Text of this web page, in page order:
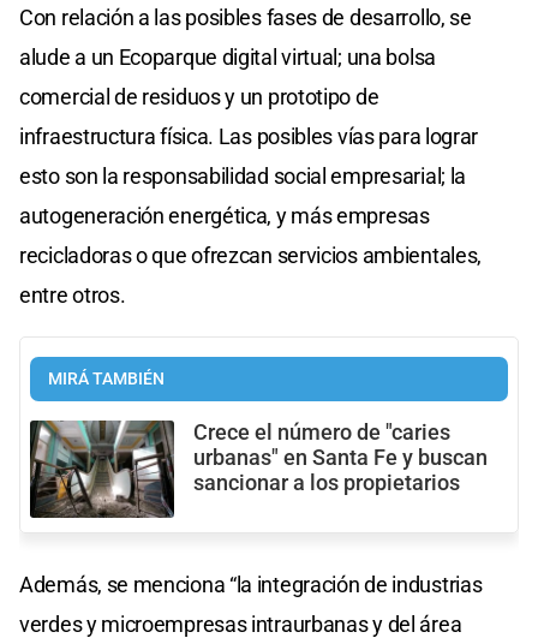
Con relación a las posibles fases de desarrollo, se
alude a un Ecoparque digital virtual; una bolsa
comercial de residuos y un prototipo de
infraestructura física. Las posibles vías para lograr
esto son la responsabilidad social empresarial; la
autogeneración energética, y más empresas
recicladoras o que ofrezcan servicios ambientales,
entre otros.
MIRÁ TAMBIÉN
Crece el número de "caries
urbanas" en Santa Fe y buscan
sancionar a los propietarios
Además, se menciona “la integración de industrias
verdes y microempresas intraurbanas y del área